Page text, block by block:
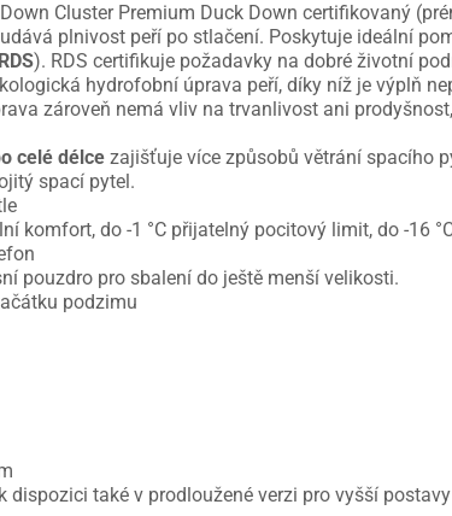
Cluster Premium Duck Down certifikovaný
plnivost peří po stlačení. Poskytuje ideální
). RDS certifikuje požadavky na dobré životní
hydrofobní úprava peří, díky níž je výplň
zároveň nemá vliv na trvanlivost ani
celé délce zajišťuje více způsobů větrání spacího
spací pytel.
komfort, do -1 °C přijatelný pocitový limit, do -16
pouzdro pro sbalení do ještě menší velikosti.
podzimu
dispozici také v prodloužené verzi pro vyšší